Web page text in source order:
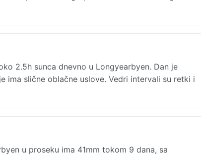
2.5h sunca dnevno u Longyearbyen. Dan je
ima slične oblačne uslove. Vedri intervali su retki i
u proseku ima 41mm tokom 9 dana, sa